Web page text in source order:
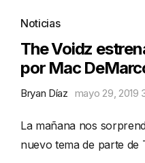
Noticias
The Voidz
por Mac
Bryan Díaz mayo 29, 2019
La mañana nos
nuevo tema de parte